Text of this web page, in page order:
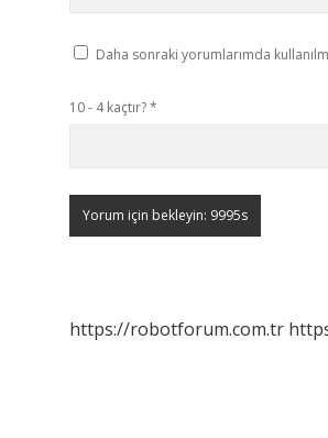
Daha sonraki yorumlarımda
10 - 4 kaçtır?*
https://robotforum.com.tr